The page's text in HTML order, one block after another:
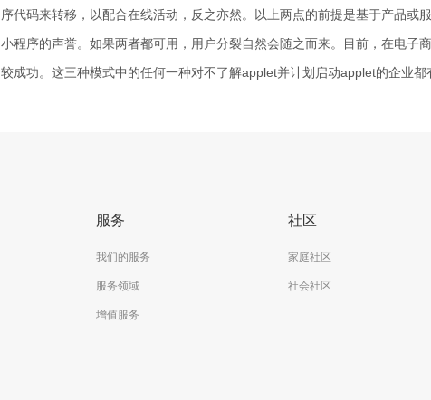
序代码来转移，以配合在线活动，反之亦然。以上两点的前提是基于产品
小程序的声誉。如果两者都可用，用户分裂自然会随之而来。目前，在电
较成功。这三种模式中的任何一种对不了解applet并计划启动applet的企业都
我们的服务
服务领域
增值服务
家庭社区
社会社区
服务 社区